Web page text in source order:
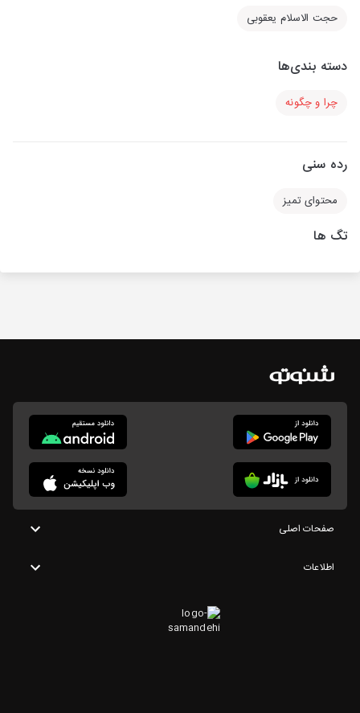
حجت الاسلام یعقوبی
دسته بندی‌ها
چرا و چگونه
رده سنی
محتوای تمیز
تگ ها
صفحات اصلی
اطلاعات